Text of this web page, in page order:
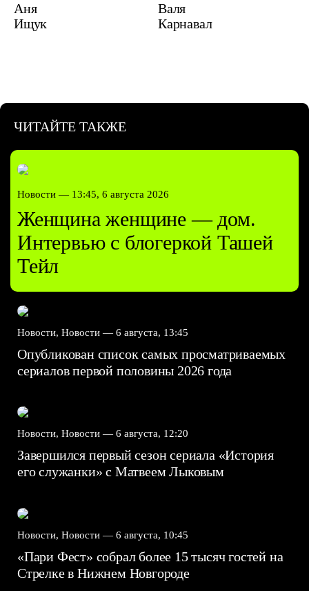
Аня
Ищук
Валя
Карнавал
ЧИТАЙТЕ ТАКЖЕ
Новости — 13:45, 6 августа 2026
Женщина женщине — дом.
Интервью с блогеркой Ташей
Тейл
Новости, Новости — 6 августа, 13:45
Опубликован список самых просматриваемых
сериалов первой половины 2026 года
Новости, Новости — 6 августа, 12:20
Завершился первый сезон сериала «История
его служанки» с Матвеем Лыковым
Новости, Новости — 6 августа, 10:45
«Пари Фест» собрал более 15 тысяч гостей на
Стрелке в Нижнем Новгороде